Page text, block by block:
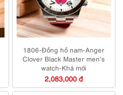
1806-Đồng hồ nam-Anger
Clover Black Master men’s
watch-Khá mới
2,083,000 đ